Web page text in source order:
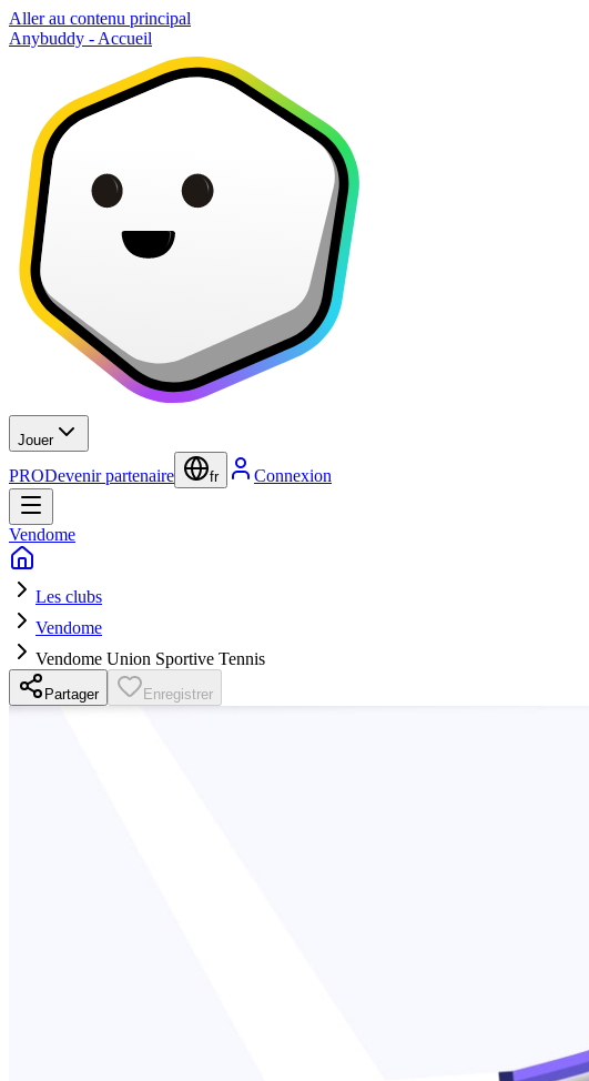
Aller au contenu principal
Anybuddy - Accueil
Jouer
PRODevenir partenaire fr Connexion
Vendome
Les clubs
Vendome
Vendome Union Sportive Tennis
Partager Enregistrer